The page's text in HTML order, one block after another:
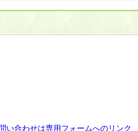
合わせは専用フォームへのリンク